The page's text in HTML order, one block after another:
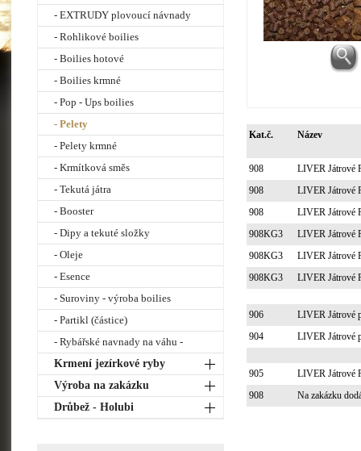
- EXTRUDY plovoucí návnady
- Rohlikové boilies
- Boilies hotové
- Boilies krmné
- Pop - Ups boilies
- Pelety
- Pelety krmné
- Krmítková směs
- Tekutá játra
- Booster
- Dipy a tekuté složky
- Oleje
- Esence
- Suroviny - výroba boilies
- Partikl (částice)
- Rybářské navnady na váhu -
Krmení jezírkové ryby
Výroba na zakázku
Drůbež - Holubi
Kat.č. Název
908
LIVER Játrové
908
LIVER Játrové
908
LIVER Játrové
908KG3
LIVER Játrové
908KG3
LIVER Játrové
908KG3
LIVER Játrové
906
LIVER Játrové
904
LIVER Játrové
905
LIVER Játrové
908
Na zakázku